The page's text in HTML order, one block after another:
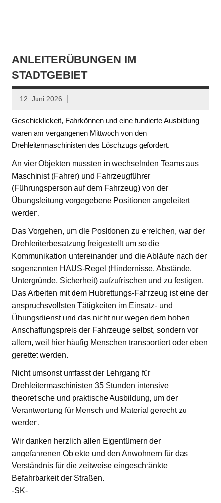
ANLEITERÜBUNGEN IM
STADTGEBIET
12. Juni 2026
Geschicklickeit, Fahrkönnen und eine fundierte Ausbildung
waren am vergangenen Mittwoch von den
Drehleitermaschinisten des Löschzugs gefordert.
An vier Objekten mussten in wechselnden Teams aus
Maschinist (Fahrer) und Fahrzeugführer
(Führungsperson auf dem Fahrzeug) von der
Übungsleitung vorgegebene Positionen angeleitert
werden.
Das Vorgehen, um die Positionen zu erreichen, war der
Drehleriterbesatzung freigestellt um so die
Kommunikation untereinander und die Abläufe nach der
sogenannten HAUS-Regel (Hindernisse, Abstände,
Untergründe, Sicherheit) aufzufrischen und zu festigen.
Das Arbeiten mit dem Hubrettungs-Fahrzeug ist eine der
anspruchsvollsten Tätigkeiten im Einsatz- und
Übungsdienst und das nicht nur wegen dem hohen
Anschaffungspreis der Fahrzeuge selbst, sondern vor
allem, weil hier häufig Menschen transportiert oder eben
gerettet werden.
Nicht umsonst umfasst der Lehrgang für
Drehleitermaschinisten 35 Stunden intensive
theoretische und praktische Ausbildung, um der
Verantwortung für Mensch und Material gerecht zu
werden.
Wir danken herzlich allen Eigentümern der
angefahrenen Objekte und den Anwohnern für das
Verständnis für die zeitweise eingeschränkte
Befahrbarkeit der Straßen.
-SK-